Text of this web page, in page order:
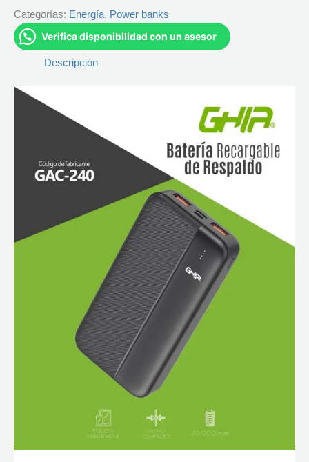
Categorías: Energía, Power banks
Verifica disponibilidad con un asesor
Descripción